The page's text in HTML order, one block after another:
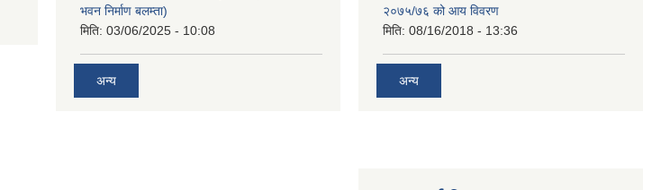
भवन निर्माण बलम्ता)
मिति: 03/06/2025 - 10:08
अन्य
२०७५/७६ को आय विवरण
मिति: 08/16/2018 - 13:36
अन्य